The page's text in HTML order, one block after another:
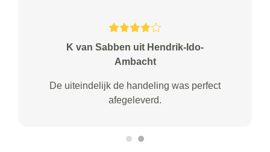
K van Sabben uit Hendrik-Ido-
Ambacht
De uiteindelijk de handeling was perfect
afegeleverd.